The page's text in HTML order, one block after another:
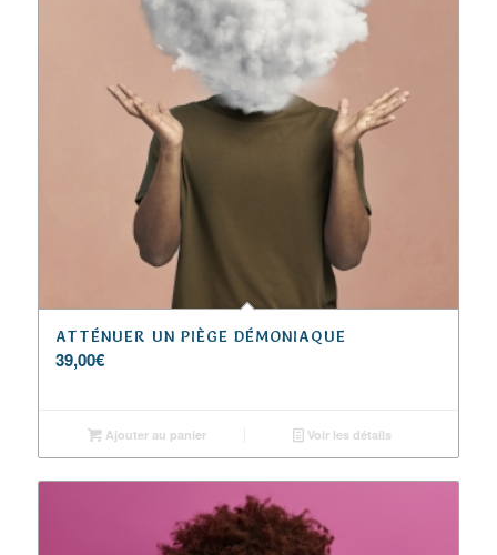
ATTÉNUER UN PIÈGE DÉMONIAQUE
39,00€
Ajouter au panier Voir les détails